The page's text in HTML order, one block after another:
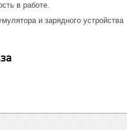
в работе.
и зарядного устройства